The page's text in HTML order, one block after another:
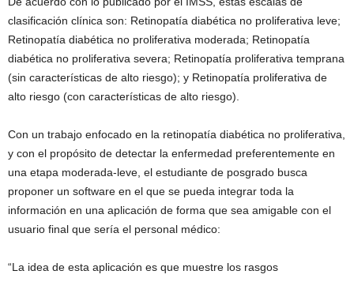
clasificación clínica son: Retinopatía diabética no proliferativa leve;
Retinopatía diabética no proliferativa moderada; Retinopatía
diabética no proliferativa severa; Retinopatía proliferativa temprana
(sin características de alto riesgo); y Retinopatía proliferativa de
alto riesgo (con características de alto riesgo).
Con un trabajo enfocado en la retinopatía diabética no proliferativa,
y con el propósito de detectar la enfermedad preferentemente en
una etapa moderada-leve, el estudiante de posgrado busca
proponer un software en el que se pueda integrar toda la
información en una aplicación de forma que sea amigable con el
usuario final que sería el personal médico:
“La idea de esta aplicación es que muestre los rasgos